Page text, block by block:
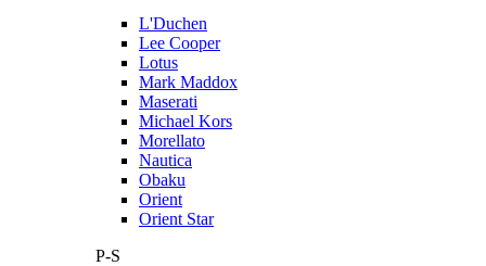
L'Duchen
Lee Cooper
Lotus
Mark Maddox
Maserati
Michael Kors
Morellato
Nautica
Obaku
Orient
Orient Star
P-S